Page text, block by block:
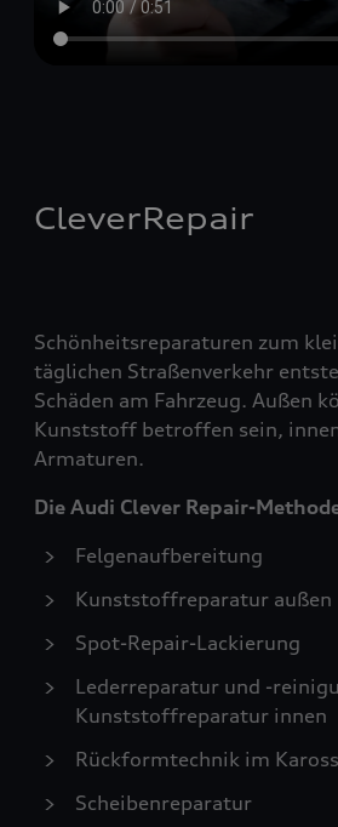
CleverRepair
Schönheitsreparaturen zum
täglichen Straßenverkehr
Schäden am Fahrzeug. Außen
Kunststoff betroffen sein,
Armaturen.
Die Audi Clever Repair-
Felgenaufbereitung
Kunststoffreparatur außen
Spot-Repair-Lackierung
Lederreparatur und -
Kunststoffreparatur innen
Rückformtechnik im
Scheibenreparatur